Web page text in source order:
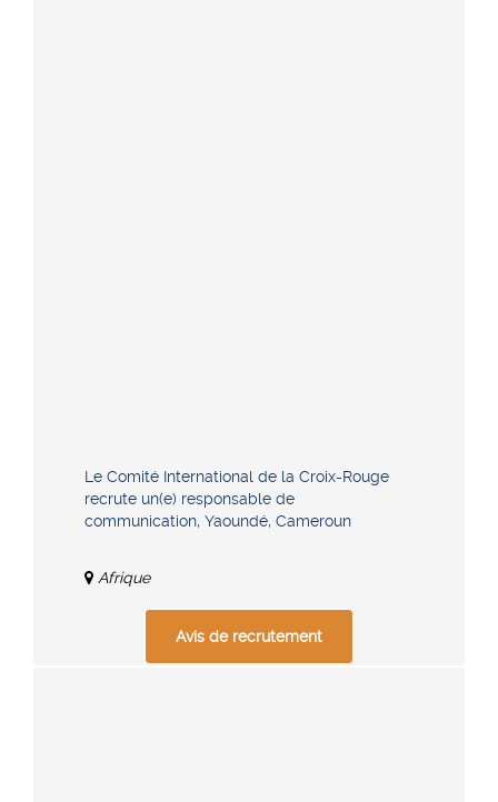
Le Comité International de la Croix-Rouge
recrute un(e) responsable de
communication, Yaoundé, Cameroun
Afrique
Avis de recrutement